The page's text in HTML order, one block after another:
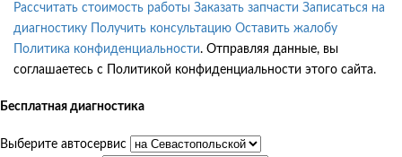
Рассчитать стоимость работы Заказать запчасти Записаться на
диагностику
Получить консультацию Оставить жалобу
Политика конфиденциальности. Отправляя данные, вы
соглашаетесь с Политикой конфиденциальности этого сайта.
Бесплатная диагностика
Выберите автосервис